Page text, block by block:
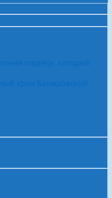
сердец», который
храм Балашовской